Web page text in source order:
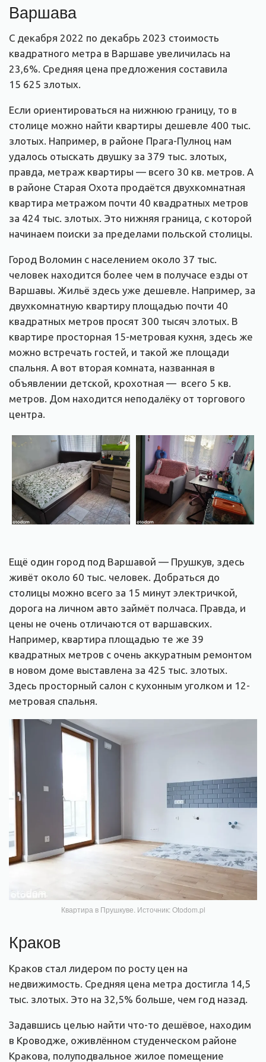
Варшава
С декабря 2022 по декабрь 2023 стоимость
квадратного метра в Варшаве увеличилась на
23,6%. Средняя цена предложения составила
15 625 злотых.
Если ориентироваться на нижнюю границу, то в
столице можно найти квартиры дешевле 400 тыс.
злотых. Например, в районе Прага-Пулноц нам
удалось отыскать двушку за 379 тыс. злотых,
правда, метраж квартиры — всего 30 кв. метров. А
в районе Старая Охота продаётся двухкомнатная
квартира метражом почти 40 квадратных метров
за 424 тыс. злотых. Это нижняя граница, с которой
начинаем поиски за пределами польской столицы.
Город Воломин с населением около 37 тыс.
человек находится более чем в получасе езды от
Варшавы. Жильё здесь уже дешевле. Например, за
двухкомнатную квартиру площадью почти 40
квадратных метров просят 300 тысяч злотых. В
квартире просторная 15-метровая кухня, здесь же
можно встречать гостей, и такой же площади
спальня. А вот вторая комната, названная в
объявлении детской, крохотная — всего 5 кв.
метров. Дом находится неподалёку от торгового
центра.
Ещё один город под Варшавой — Прушкув, здесь
живёт около 60 тыс. человек. Добраться до
столицы можно всего за 15 минут электричкой,
дорога на личном авто займёт полчаса. Правда, и
цены не очень отличаются от варшавских.
Например, квартира площадью те же 39
квадратных метров с очень аккуратным ремонтом
в новом доме выставлена за 425 тыс. злотых.
Здесь просторный салон с кухонным уголком и 12-
метровая спальня.
Квартира в Прушкуве. Источник: Otodom.pl
Краков
Краков стал лидером по росту цен на
недвижимость. Средняя цена метра достигла 14,5
тыс. злотых. Это на 32,5% больше, чем год назад.
Задавшись целью найти что-то дешёвое, находим
в Кроводже, оживлённом студенческом районе
Кракова, полуподвальное жилое помещение